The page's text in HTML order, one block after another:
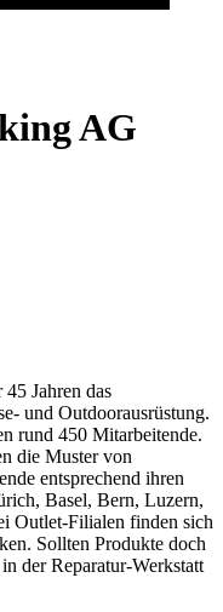
AG
Jahren das
und Outdoorausrüstung.
rund 450 Mitarbeitende.
die Muster von
entsprechend ihren
Basel, Bern, Luzern,
Outlet-Filialen finden sich
Sollten Produkte doch
der Reparatur-Werkstatt